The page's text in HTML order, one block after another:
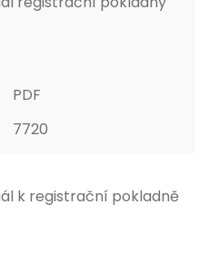
PDF
7720
k registrační pokladně